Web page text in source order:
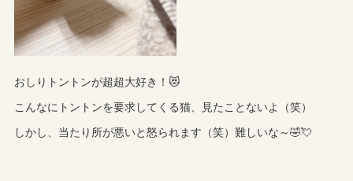
おしりトントンが超超大好き！😻
こんなにトントンを要求してくる猫、見たことないよ（笑）
しかし、当たり所が悪いと怒られます（笑）難しいな～🤣💘